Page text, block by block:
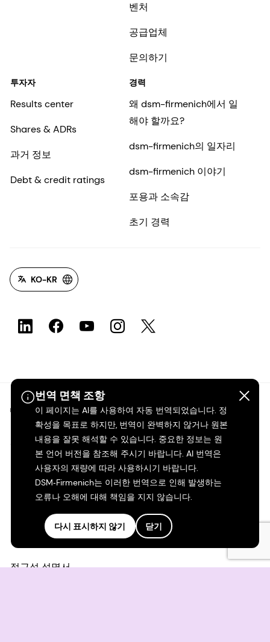
번역 면책 조항
이 페이지는 AI를 사용하여 자동 번역되었습니다. 정
확성을 목표로 하지만, 번역이 완벽하지 않거나 원본
내용을 잘못 해석할 수 있습니다. 중요한 정보는 원
본 언어 버전을 참조해 주시기 바랍니다. AI 번역은
사용자의 재량에 따라 사용하시기 바랍니다.
DSM‑Firmenich는 이러한 번역으로 인해 발생하는
오류나 오해에 대해 책임을 지지 않습니다.
다시 표시하지 않기 닫기
벤처
공급업체
문의하기
투자자
Results center
Shares & ADRs
과거 정보
Debt & credit ratings
경력
왜 dsm-firmenich에서 일
해야 할까요?
dsm-firmenich의 일자리
dsm-firmenich 이야기
포용과 소속감
초기 경력
KO-KR
©2026 dsm-firmenich. 모든 권리 보유.
개인정보 보호 고지
이용 약관
캘리포니아 투명성
접근성 성명서